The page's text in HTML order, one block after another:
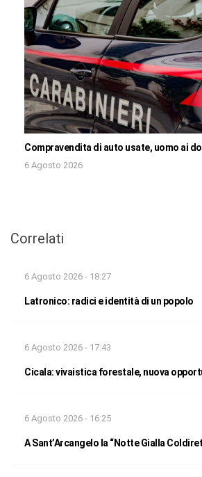
Compravendita di auto usate, uomo ai
6 Agosto 2026
Correlati
6 Agosto 2026 - 18:27
Latronico: radici e identità di un popolo
6 Agosto 2026 - 17:43
Cicala: vivaistica forestale, nuova
6 Agosto 2026 - 16:25
A Sant’Arcangelo la “Notte Gialla